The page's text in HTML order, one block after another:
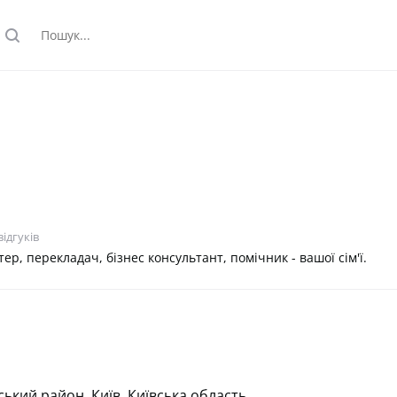
search
перекладач, бізнес консультант, помічник - вашої сім'ї.